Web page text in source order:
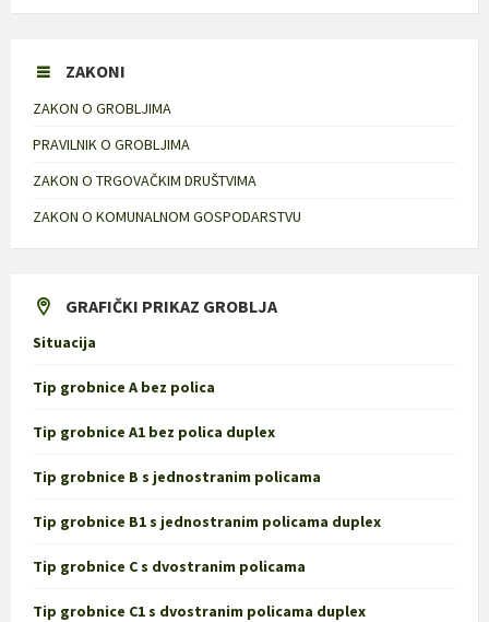
ZAKONI
ZAKON O GROBLJIMA
PRAVILNIK O GROBLJIMA
ZAKON O TRGOVAČKIM DRUŠTVIMA
ZAKON O KOMUNALNOM GOSPODARSTVU
GRAFIČKI PRIKAZ GROBLJA
Situacija
Tip grobnice A bez polica
Tip grobnice A1 bez polica duplex
Tip grobnice B s jednostranim policama
Tip grobnice B1 s jednostranim policama duplex
Tip grobnice C s dvostranim policama
Tip grobnice C1 s dvostranim policama duplex